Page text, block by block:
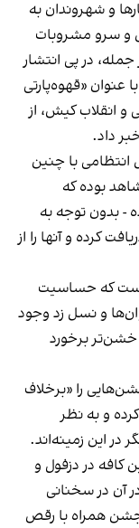
و شهروندان به
و سرو مشروبات
در پی انتشار
عنوان «قهوه‌پارتی
و انقلاب کیش، از
داد.
انتظامی با چنین
بوده که
- بدون توجه به
کرده و آنها را از
است که حساسیت
و نسل زد وجود
خشن‌تر برخورد
را «برخلاف
و به نظر
در این زمینه‌اند.
کافه در دزفول و
آن در سخنانی
جشن همراه با رقص